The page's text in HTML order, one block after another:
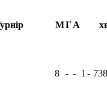
МГА
8 - - 1 -